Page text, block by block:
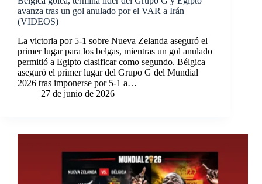
avanza tras un gol anulado por el VAR a Irán
(VIDEOS)
La victoria por 5-1 sobre Nueva Zelanda aseguró el
primer lugar para los belgas, mientras un gol anulado
permitió a Egipto clasificar como segundo. Bélgica
aseguró el primer lugar del Grupo G del Mundial
2026 tras imponerse por 5-1 a…
27 de junio de 2026